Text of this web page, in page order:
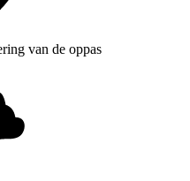
van de oppas